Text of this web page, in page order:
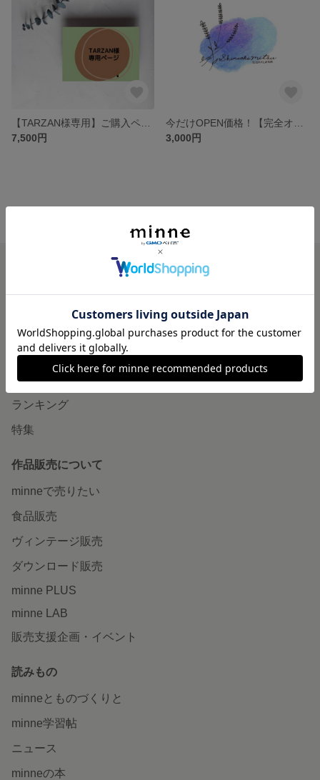
7,500円
3,000円
minneで買いたい
作品をさがす
ショップをさがす
ランキング
特集
作品販売について
minneで売りたい
食品販売
ヴィンテージ販売
ダウンロード販売
minne PLUS
minne LAB
販売支援企画・イベント
読みもの
minneとものづくりと
minne学習帖
ニュース
minneの本